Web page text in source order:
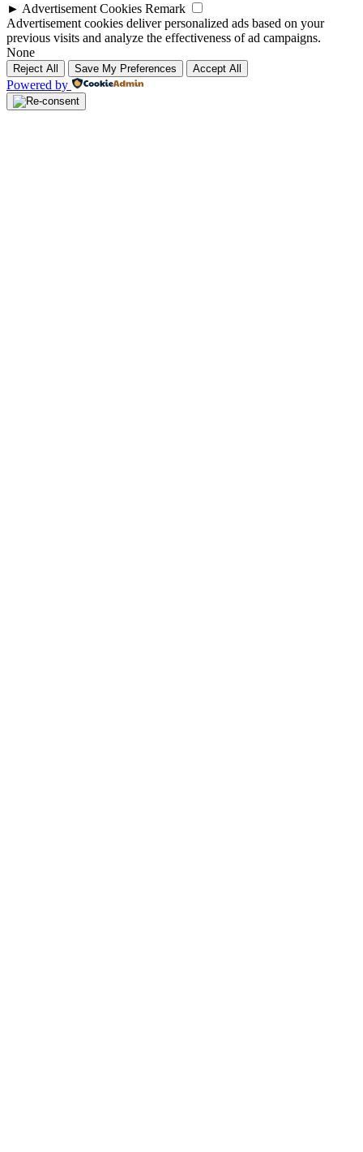
► Advertisement Cookies Remark
Advertisement cookies deliver personalized ads based on your
previous visits and analyze the effectiveness of ad campaigns.
None
Reject All Save My Preferences Accept All
Powered by